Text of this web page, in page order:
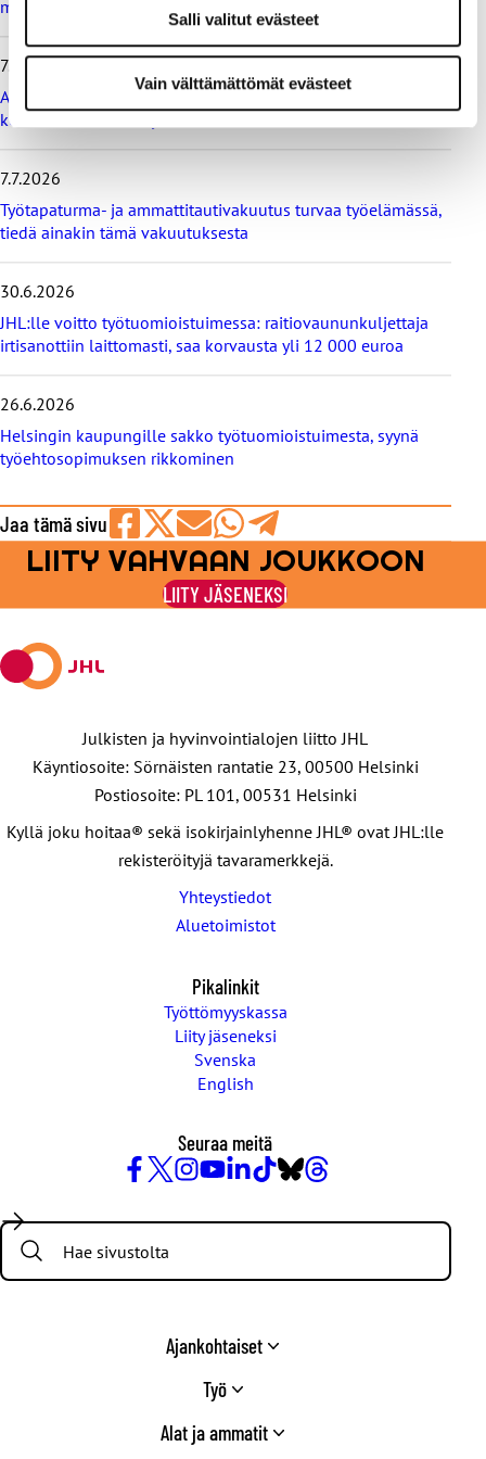
Salli valitut evästeet
Vain välttämättömät evästeet
ä
t
u
u
t
i
e
t
muutosta
7.7.2026
Ammattiliitto JHL vastustaa maksullisia avoimia
korkeakoulututkintoja
7.7.2026
Työtapaturma- ja ammattitautivakuutus turvaa työelämässä,
tiedä ainakin tämä vakuutuksesta
30.6.2026
JHL:lle voitto työtuomioistuimessa: raitiovaununkuljettaja
irtisanottiin laittomasti, saa korvausta yli 12 000 euroa
26.6.2026
Helsingin kaupungille sakko työtuomioistuimesta, syynä
työehtosopimuksen rikkominen
Jaa tämä sivu
Jaa
Facebookissa
Jaa
viestipalvelu
X:ssä
Jaa
sähköpostilla
Jaa
WhatsAppilla
Jaa
Telegramilla
LIITY VAHVAAN JOUKKOON
LIITY JÄSENEKSI
Julkisten ja hyvinvointialojen liitto JHL
Käyntiosoite: Sörnäisten rantatie 23, 00500 Helsinki
Postiosoite: PL 101, 00531 Helsinki
Kyllä joku hoitaa® sekä isokirjainlyhenne JHL® ovat JHL:lle
rekisteröityjä tavaramerkkejä.
Yhteystiedot
Aluetoimistot
Pikalinkit
Työttömyyskassa
Liity jäseneksi
Svenska
English
Seuraa meitä
/
Twitter
Search:
Ajankohtaiset
Työ
Alat ja ammatit